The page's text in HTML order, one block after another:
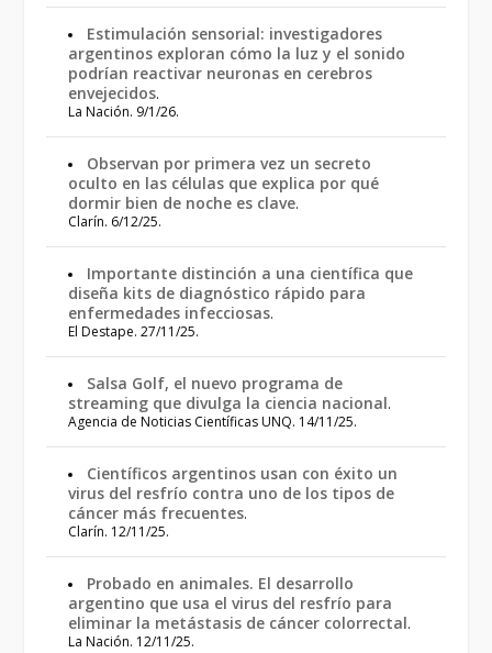
Estimulación sensorial: investigadores
argentinos exploran cómo la luz y el sonido
podrían reactivar neuronas en cerebros
envejecidos.
La Nación. 9/1/26.
Observan por primera vez un secreto
oculto en las células que explica por qué
dormir bien de noche es clave.
Clarín. 6/12/25.
Importante distinción a una científica que
diseña kits de diagnóstico rápido para
enfermedades infecciosas.
El Destape. 27/11/25.
Salsa Golf, el nuevo programa de
streaming que divulga la ciencia nacional.
Agencia de Noticias Científicas UNQ. 14/11/25.
Científicos argentinos usan con éxito un
virus del resfrío contra uno de los tipos de
cáncer más frecuentes.
Clarín. 12/11/25.
Probado en animales. El desarrollo
argentino que usa el virus del resfrío para
eliminar la metástasis de cáncer colorrectal.
La Nación. 12/11/25.